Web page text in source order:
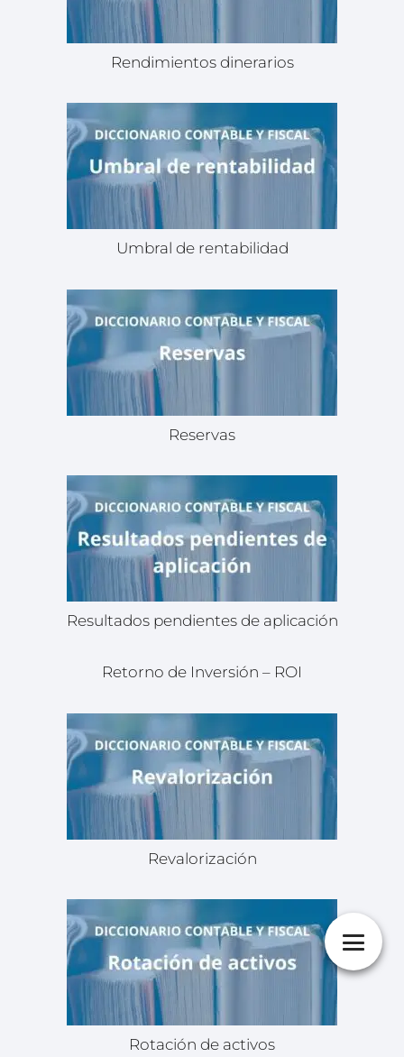
Rendimientos dinerarios
Umbral de rentabilidad
Reservas
Resultados pendientes de aplicación
Retorno de Inversión – ROI
Revalorización
Rotación de activos